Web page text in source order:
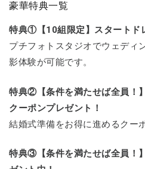
豪華特典一覧
特典①【10組限定】スタートド
プチフォトスタジオでウェディ
影体験が可能です。
特典②【条件を満たせば全員！
クーポンプレゼント！
結婚式準備をお得に進めるクー
特典③【条件を満たせば全員！